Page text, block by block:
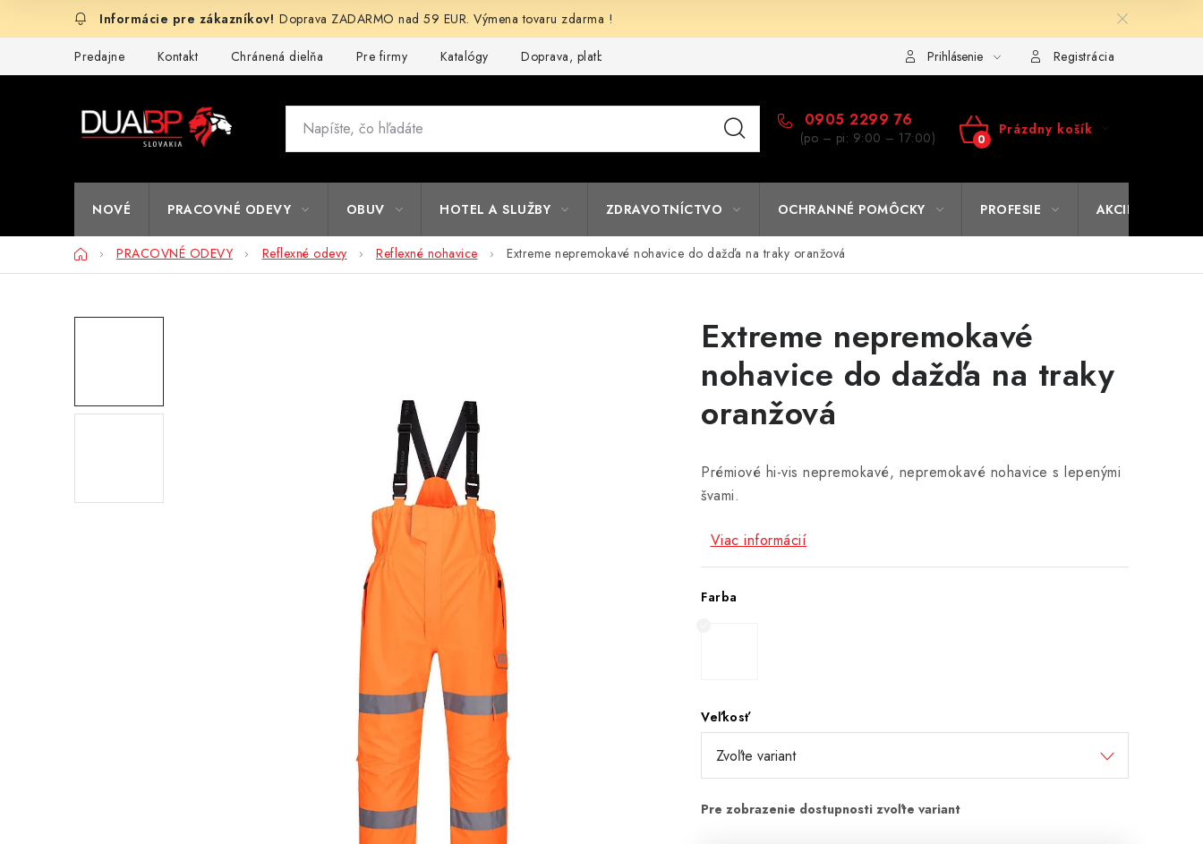
Doprava ZADARMO nad 59 EUR. Výmena tovaru zdarma !
Predajne Kontakt Chránená dielňa Pre firmy Katalógy Doprava, platba a zľavy Formulár na výmenu tovaru Kto sme Reklamačný poriadok
Prihlásenie Registrácia
0905 2299 76
(po – pi: 9:00 – 17:00)
NÁKUPNÝ
Prázdny košík
NOVÉ PRACOVNÉ ODEVY OBUV HOTEL A SLUŽBY ZDRAVOTNÍCTVO OCHRANNÉ POMÔCKY PROFESIE AKCIE
DomovPRACOVNÉ ODEVY Reflexné odevy Reflexné nohavice Extreme nepremokavé nohavice do dažďa na traky oranžová
Extreme nepremokavé
nohavice do dažďa na traky
oranžová
Prémiové hi-vis nepremokavé, nepremokavé nohavice s lepenými
švami.
Viac informácií
Farba
Veľkosť